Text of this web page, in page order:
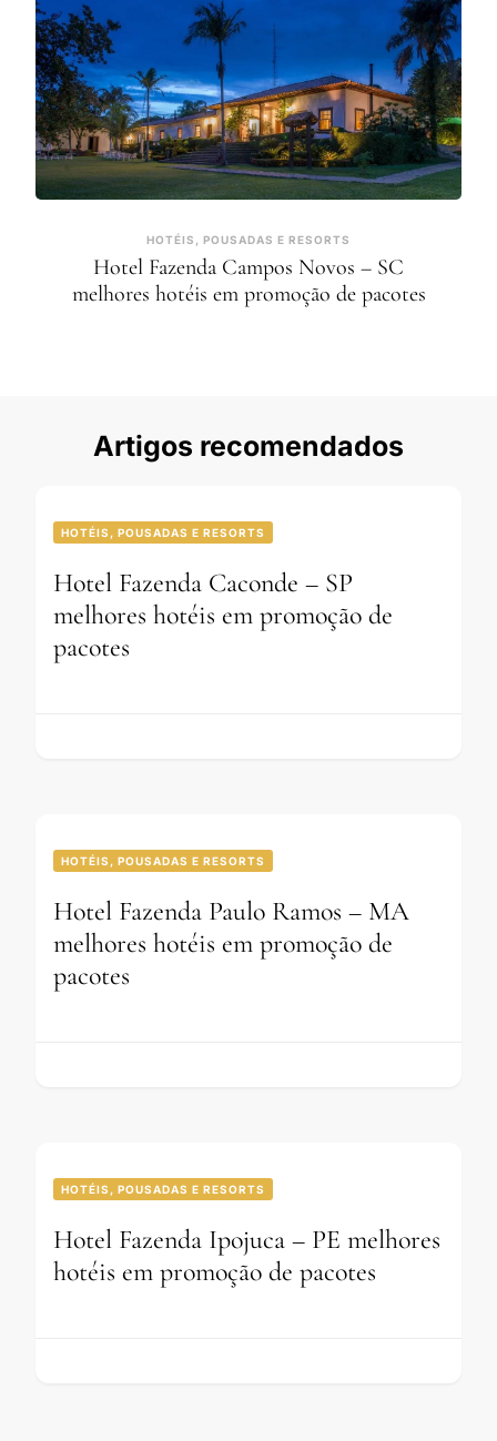
HOTÉIS, POUSADAS E RESORTS
Hotel Fazenda Campos Novos – SC
melhores hotéis em promoção de pacotes
Artigos recomendados
HOTÉIS, POUSADAS E RESORTS
Hotel Fazenda Caconde – SP
melhores hotéis em promoção de
pacotes
HOTÉIS, POUSADAS E RESORTS
Hotel Fazenda Paulo Ramos – MA
melhores hotéis em promoção de
pacotes
HOTÉIS, POUSADAS E RESORTS
Hotel Fazenda Ipojuca – PE melhores
hotéis em promoção de pacotes